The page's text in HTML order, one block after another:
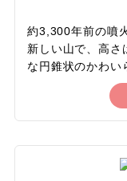
の「田実祭」は
より甚大な被害
殿の復旧が完了し
約3,300年前の噴
新しい山で、高さ
な円錐状のかわい
が大きくくぼん
然記念物に指定
がとれたスコリア
秋には付近に黄